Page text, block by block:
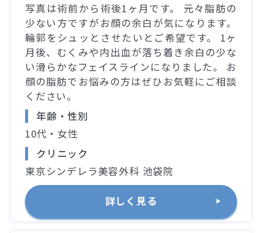
写真は術前から術後1ヶ月です。 元々脂肪の
少ない方ですがお顔の余白が気になります。
輪郭をシュッとさせたいとご希望です。 1ヶ
月後、むくみや内出血が落ち着き余白の少な
い滑らかなフェイスラインになりました。 お
顔の脂肪でお悩みの方はぜひお気軽にご相談
ください。
年齢・性別
10代・女性
クリニック
東京シンデレラ美容外科 池袋院
詳しく見る